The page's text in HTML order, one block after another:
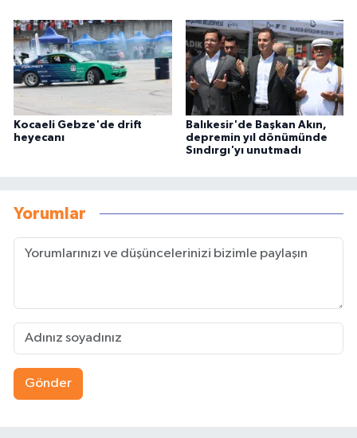
Kocaeli Gebze'de drift
heyecanı
Balıkesir'de Başkan Akın,
depremin yıl dönümünde
Sındırgı'yı unutmadı
Yorumlar
Gönder